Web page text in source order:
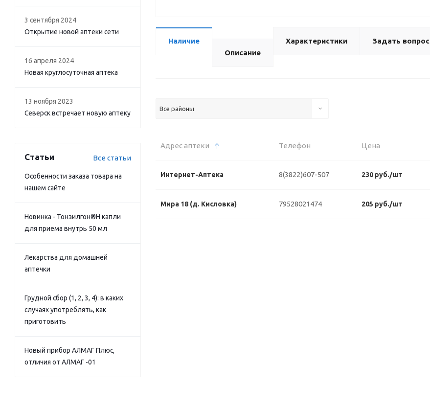
Наличие
Описание
Характеристики Задать вопрос
Все районы
Адрес аптеки Телефон Цена
Интернет-Аптека 8(3822)607-507 230 руб./шт
Мира 18 (д. Кисловка) 79528021474 205 руб./шт
3 сентября 2024
Открытие новой аптеки сети
16 апреля 2024
Новая круглосуточная аптека
13 ноября 2023
Северск встречает новую аптеку
Статьи Все статьи
Особенности заказа товара на
нашем сайте
Новинка - Тонзилгон®Н капли
для приема внутрь 50 мл
Лекарства для домашней
аптечки
Грудной сбор (1, 2, 3, 4): в каких
случаях употреблять, как
приготовить
Новый прибор АЛМАГ Плюс,
отличия от АЛМАГ -01